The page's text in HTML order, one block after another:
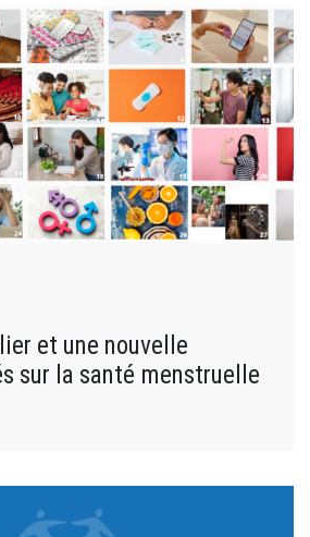
et une nouvelle
sur la santé menstruelle